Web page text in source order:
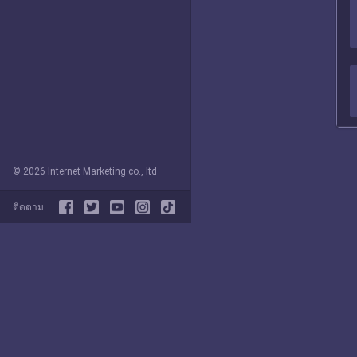
© 2026 Internet Marketing co., ltd
ติดตาม